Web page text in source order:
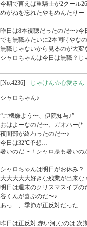
今期で言えば重騎士が2クール
めがねを忘れたやもめんたりー
昨日は8本視聴だったのだ〜♪今
でも無職みたいに2本同時やな
無職じゃないから見るのが大変
シャロちゃんは今日は無職？じ
[No.4236] じゃけん☆心愛さん
シャロちゃん♪
“ご機嫌よう〜、伊院知与♪”
おはよーなのだ〜、ガオハー(*
夜間部が終わったのだ〜♪
今日は32℃予想…
暑いのだ〜！シャロ県も暑いの
シャロちゃんは明日がお休み？
大大大大大好きな残業が出来な
明日は週末のクリスマスイブの
谷くんが喜ぶのだ〜♪
あっ…、季節が正反対だった…
昨日は正反対,赤い河,なのは,次